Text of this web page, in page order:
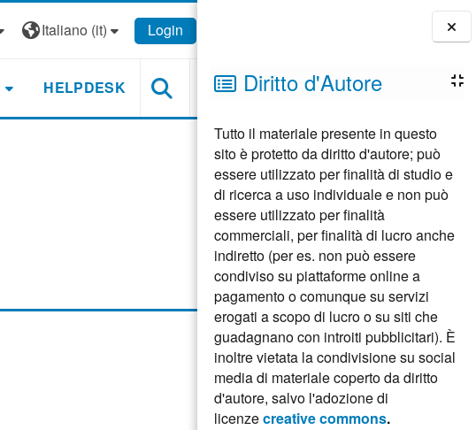
Blocchi
Diritto d'Autore
Tutto il materiale presente in questo
sito è protetto da diritto d'autore; può
essere utilizzato per finalità di studio e
di ricerca a uso individuale e non può
essere utilizzato per finalità
commerciali, per finalità di lucro anche
indiretto (per es. non può essere
condiviso su piattaforme online a
pagamento o comunque su servizi
erogati a scopo di lucro o su siti che
guadagnano con introiti pubblicitari). È
inoltre vietata la condivisione su social
media di materiale coperto da diritto
d'autore, salvo l'adozione di
licenzecreative commons.
Italiano ‎(it)‎ Login
HELPDESK